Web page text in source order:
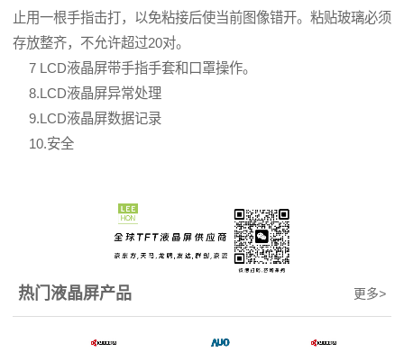
止用一根手指击打，以免粘接后使当前图像错开。粘贴玻璃必须
存放整齐，不允许超过20对。
7 LCD液晶屏带手指手套和口罩操作。
8.LCD液晶屏异常处理
9.LCD液晶屏数据记录
10.安全
更多>
热门液晶屏产品